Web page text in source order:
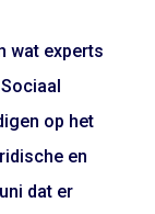
wat experts
op het
en
dat er